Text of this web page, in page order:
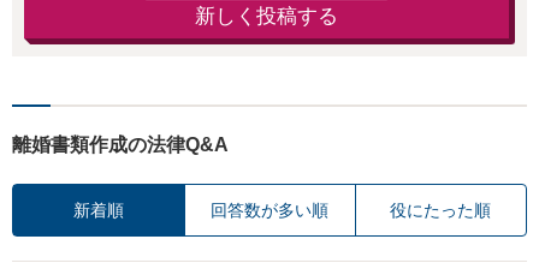
新しく投稿する
離婚書類作成の法律Q&A
新着順 回答数が多い順 役にたった順